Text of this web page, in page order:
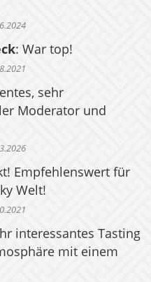
: War top!
sehr
Moderator und
Empfehlenswert für
Welt!
interessantes Tasting
mit einem